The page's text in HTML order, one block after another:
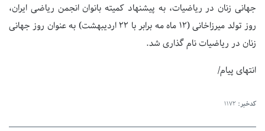
جهانی زنان در ریاضیات، به پیشنهاد کمیته بانوان انجمن ریاضی ایران،
روز تولد میرزاخانی (12 ماه مه برابر با 22 اردیبهشت) به عنوان روز جهانی
زنان در ریاضیات نام گذاری شد.
انتهای پیام/
کدخبر: 1172